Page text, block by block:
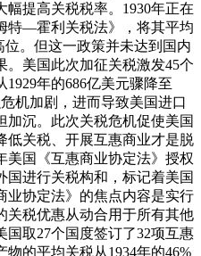
幅提高关税税率。1930年正在
特—霍利关税法》，将其平均
。但这一政策并未达到国内
。美国此次加征关税激发45个
年的686亿美元骤降至
机加剧，进而导致美国进口
加沉。此次关税危机促使美国
低关税、开展互惠商业才是脱
美国《互惠商业协定法》授权
国进行关税构和，标记着美国
业协定法》的焦点内容是实行
关税优惠从动合用于所有其他
取27个国度签订了32项互惠
的平均关税从1934年的46%